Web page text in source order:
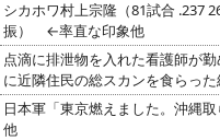
シカホワ村上宗隆（81試合 .237
振） ←率直な印象他
点滴に排泄物を入れた看護師が
に近隣住民の総スカンを食らっ
日本軍「東京燃えました。沖縄
他